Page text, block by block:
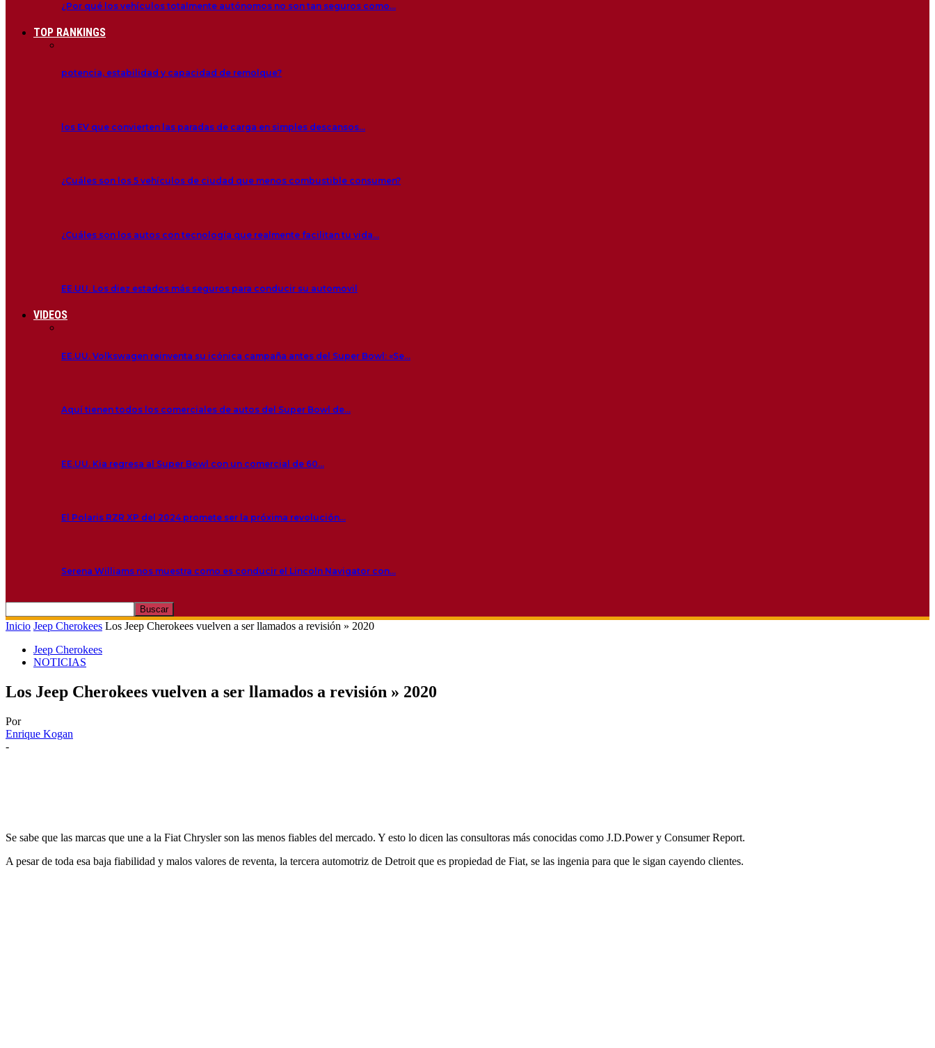
¿Por qué los vehículos totalmente autónomos no son tan seguros como…
TOP RANKINGS
potencia, estabilidad y capacidad de remolque?
los EV que convierten las paradas de carga en simples descansos…
¿Cuáles son los 5 vehículos de ciudad que menos combustible consumen?
¿Cuáles son los autos con tecnología que realmente facilitan tu vida…
EE.UU. Los diez estados más seguros para conducir su automovil
VIDEOS
EE.UU. Volkswagen reinventa su icónica campaña antes del Super Bowl: «Se…
Aquí tienen todos los comerciales de autos del Super Bowl de…
EE.UU. Kia regresa al Super Bowl con un comercial de 60…
El Polaris RZR XP del 2024 promete ser la próxima revolución…
Serena Williams nos muestra como es conducir el Lincoln Navigator con…
Inicio Jeep Cherokees Los Jeep Cherokees vuelven a ser llamados a revisión » 2020
Jeep Cherokees
NOTICIAS
Los Jeep Cherokees vuelven a ser llamados a revisión » 2020
Por
Enrique Kogan
-
Se sabe que las marcas que une a la Fiat Chrysler son las menos fiables del mercado. Y esto lo dicen las consultoras más conocidas como J.D.Power y Consumer Report.
A pesar de toda esa baja fiabilidad y malos valores de reventa, la tercera automotriz de Detroit que es propiedad de Fiat, se las ingenia para que le sigan cayendo clientes.